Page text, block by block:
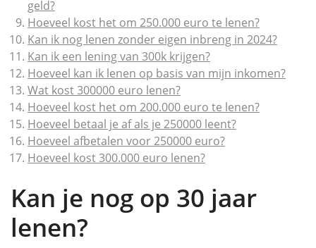
geld?
Hoeveel kost het om 250.000 euro te lenen?
Kan ik nog lenen zonder eigen inbreng in 2024?
Kan ik een lening van 300k krijgen?
Hoeveel kan ik lenen op basis van mijn inkomen?
Wat kost 300000 euro lenen?
Hoeveel kost het om 200.000 euro te lenen?
Hoeveel betaal je af als je 250000 leent?
Hoeveel afbetalen voor 250000 euro?
Hoeveel kost 300.000 euro lenen?
Kan je nog op 30 jaar
lenen?